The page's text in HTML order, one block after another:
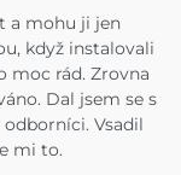
a mohu ji jen
když instalovali
moc rád. Zrovna
Dal jsem se s
Vsadil
mi to.